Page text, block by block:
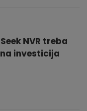
NVR treba
investicija